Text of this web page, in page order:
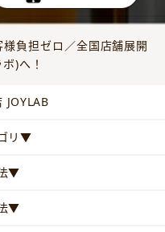
負担ゼロ／全国店舗展開
)へ！
JOYLAB
リ▼
▼
▼